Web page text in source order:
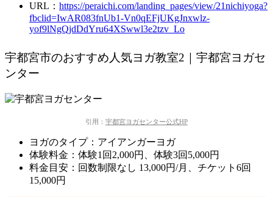
URL： https://peraichi.com/landing_pages/view/21nichiyoga?
fbclid=IwAR083fnUb1-Vn0qEFjUKgJnxwlz-
yof9lNgQjdDdYru64XSwwl3e2tzv_Lo
宇都宮市のおすすめ人気ヨガ教室2｜宇都宮ヨガセ
ンター
引用： 宇都宮ヨガセンター公式HP
ヨガのタイプ：アイアンガーヨガ
体験料金：体験1回2,000円、体験3回5,000円
料金目安：回数制限なし 13,000円/月、チケット6回
15,000円